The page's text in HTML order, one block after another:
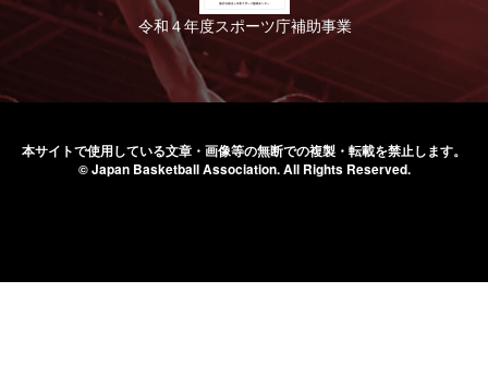
令和４年度スポーツ庁補助事業
本サイトで使用している文章・画像等の無断での複製・転載を禁止します。
© Japan Basketball Association.All Rights Reserved.